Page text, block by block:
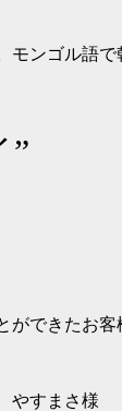
モンゴル語で
”
ができたお客
すまさ様